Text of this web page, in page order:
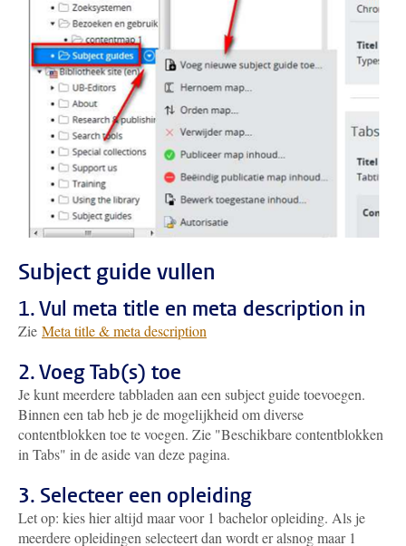
Subject guide vullen
1. Vul meta title en meta description in
Zie Meta title & meta description
2. Voeg Tab(s) toe
Je kunt meerdere tabbladen aan een subject guide toevoegen.
Binnen een tab heb je de mogelijkheid om diverse
contentblokken toe te voegen. Zie "Beschikbare contentblokken
in Tabs" in de aside van deze pagina.
3. Selecteer een opleiding
Let op: kies hier altijd maar voor 1 bachelor opleiding. Als je
meerdere opleidingen selecteert dan wordt er alsnog maar 1